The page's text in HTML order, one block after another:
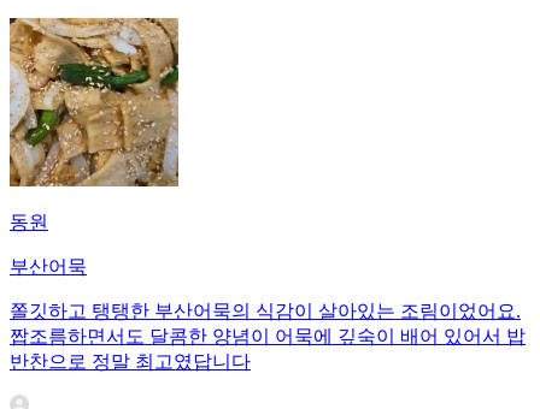
동원
부산어묵
쫄깃하고 탱탱한 부산어묵의 식감이 살아있는 조림이었어요.
짭조름하면서도 달콤한 양념이 어묵에 깊숙이 배어 있어서 밥
반찬으로 정말 최고였답니다